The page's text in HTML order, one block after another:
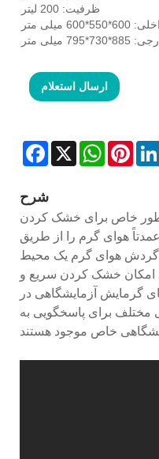
ظرفیت: 200 لیتر
میلی متر
میلی متر
ارسال استعلام
Facebook
X WhatsApp
شرح
طور خاص برای خشک کردن
هوای گرم را از طریق
هوای گرم یک محیط
امکان خشک کردن سریع و
گرمایش آزمایشگاهی در
مختلف برای پاسخگویی به